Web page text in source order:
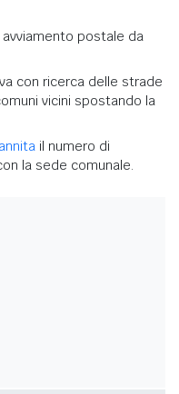
postale da
con ricerca delle strade
vicini spostando la
il numero di
la sede comunale.